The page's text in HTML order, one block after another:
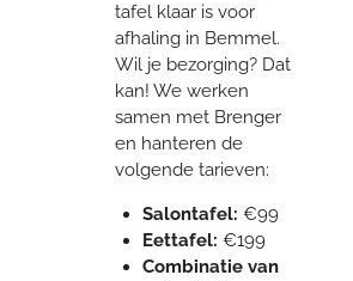
tafel klaar is voor
afhaling in Bemmel.
Wil je bezorging? Dat
kan! We werken
samen met Brenger
en hanteren de
volgende tarieven:
Salontafel: €99
Eettafel: €199
Combinatie van